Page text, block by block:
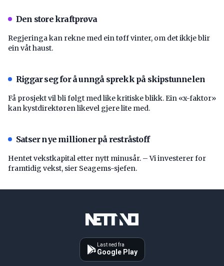
Den store kraftprøva
Regjeringa kan rekne med ein tøff vinter, om det ikkje blir
ein våt haust.
Riggar seg for å unngå sprekk på skipstunnelen
Få prosjekt vil bli følgt med like kritiske blikk. Ein «x-faktor»
kan kystdirektøren likevel gjere lite med.
Satser nye millioner på restråstoff
Hentet vekstkapital etter nytt minusår. – Vi investerer for
framtidig vekst, sier Seagems-sjefen.
Last ned fra
Google Play